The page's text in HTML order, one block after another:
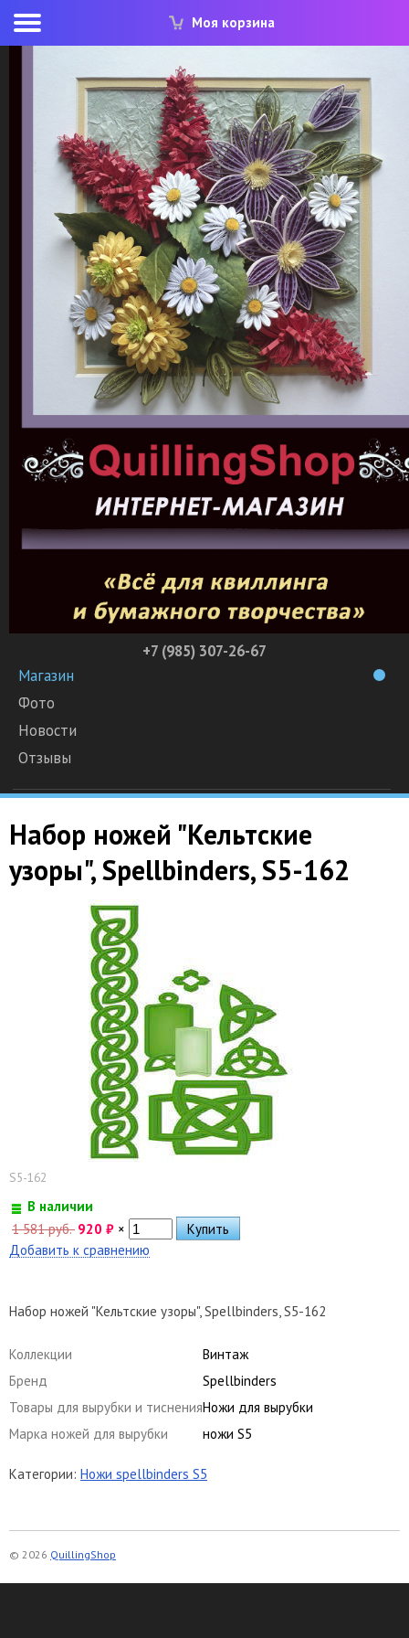
Моя корзина
+7 (985) 307-26-67
Магазин
Фото
Новости
Отзывы
Набор ножей "Кельтские
узоры", Spellbinders, S5-162
S5-162
В наличии
1 581 руб. 920 ₽ ×
Добавить к сравнению
Набор ножей "Кельтские узоры", Spellbinders, S5-162
Коллекции
Винтаж
Бренд
Spellbinders
Товары для вырубки и тисненияНожи для вырубки
Марка ножей для вырубки
ножи S5
Категории: Ножи spellbinders S5
© 2026 QuillingShop